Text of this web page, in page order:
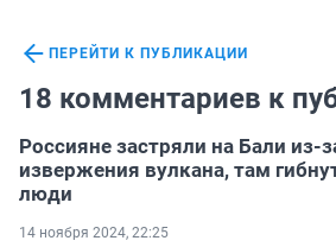
ПЕРЕЙТИ К ПУБЛИКАЦИИ
18 комментариев к
Россияне застряли на Бали из-
извержения вулкана, там
люди
14 ноября 2024, 22:25